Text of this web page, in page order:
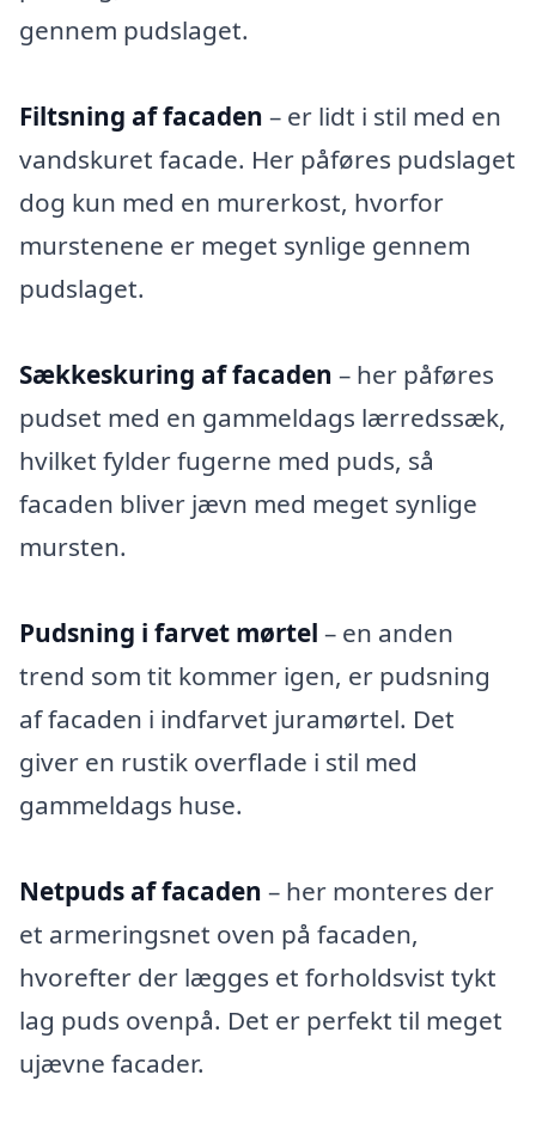
gennem pudslaget.
Filtsning af facaden – er lidt i stil med en
vandskuret facade. Her påføres pudslaget
dog kun med en murerkost, hvorfor
murstenene er meget synlige gennem
pudslaget.
Sækkeskuring af facaden – her påføres
pudset med en gammeldags lærredssæk,
hvilket fylder fugerne med puds, så
facaden bliver jævn med meget synlige
mursten.
Pudsning i farvet mørtel – en anden
trend som tit kommer igen, er pudsning
af facaden i indfarvet juramørtel. Det
giver en rustik overflade i stil med
gammeldags huse.
Netpuds af facaden – her monteres der
et armeringsnet oven på facaden,
hvorefter der lægges et forholdsvist tykt
lag puds ovenpå. Det er perfekt til meget
ujævne facader.